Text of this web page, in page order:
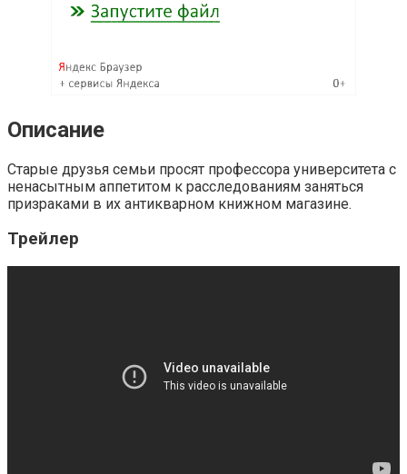
Описание
Старые друзья семьи просят профессора университета с
ненасытным аппетитом к расследованиям заняться
призраками в их антикварном книжном магазине.
Трейлер